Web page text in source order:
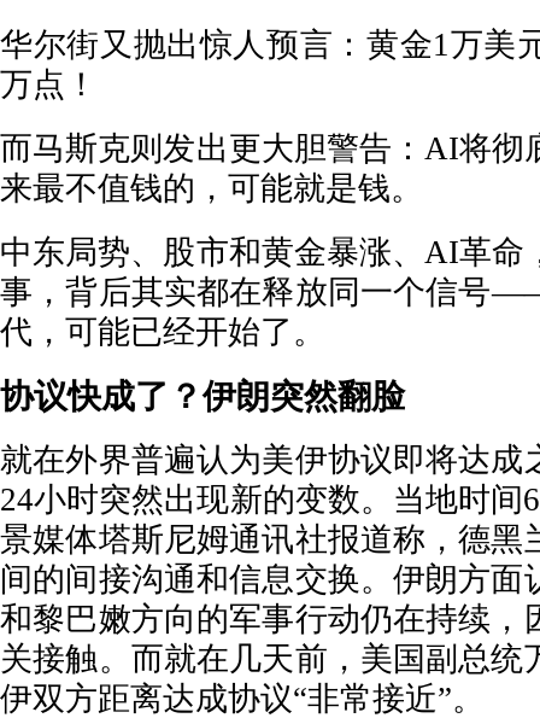
华尔街又抛出惊人预言：黄金1万美
万点！
而马斯克则发出更大胆警告：AI将彻
来最不值钱的，可能就是钱。
中东局势、股市和黄金暴涨、AI革命
事，背后其实都在释放同一个信号
代，可能已经开始了。
协议快成了？伊朗突然翻脸
就在外界普遍认为美伊协议即将达成
24小时突然出现新的变数。当地时间
景媒体塔斯尼姆通讯社报道称，德黑
间的间接沟通和信息交换。伊朗方面
和黎巴嫩方向的军事行动仍在持续，
关接触。而就在几天前，美国副总统
伊双方距离达成协议“非常接近”。